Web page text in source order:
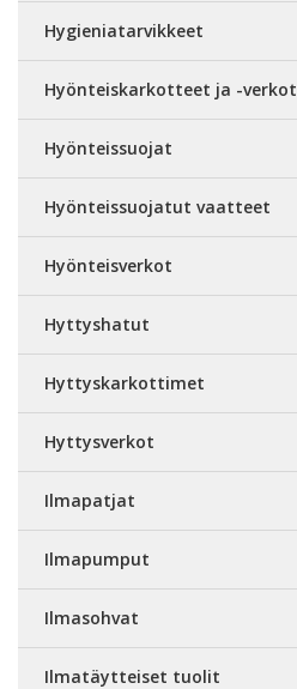
Hygieniatarvikkeet
Hyönteiskarkotteet ja -verkot
Hyönteissuojat
Hyönteissuojatut vaatteet
Hyönteisverkot
Hyttyshatut
Hyttyskarkottimet
Hyttysverkot
Ilmapatjat
Ilmapumput
Ilmasohvat
Ilmatäytteiset tuolit